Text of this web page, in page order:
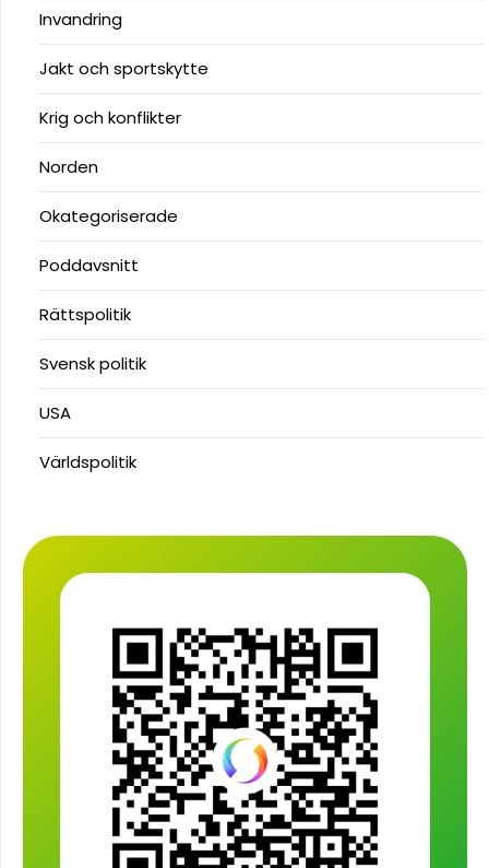
Invandring
Jakt och sportskytte
Krig och konflikter
Norden
Okategoriserade
Poddavsnitt
Rättspolitik
Svensk politik
USA
Världspolitik